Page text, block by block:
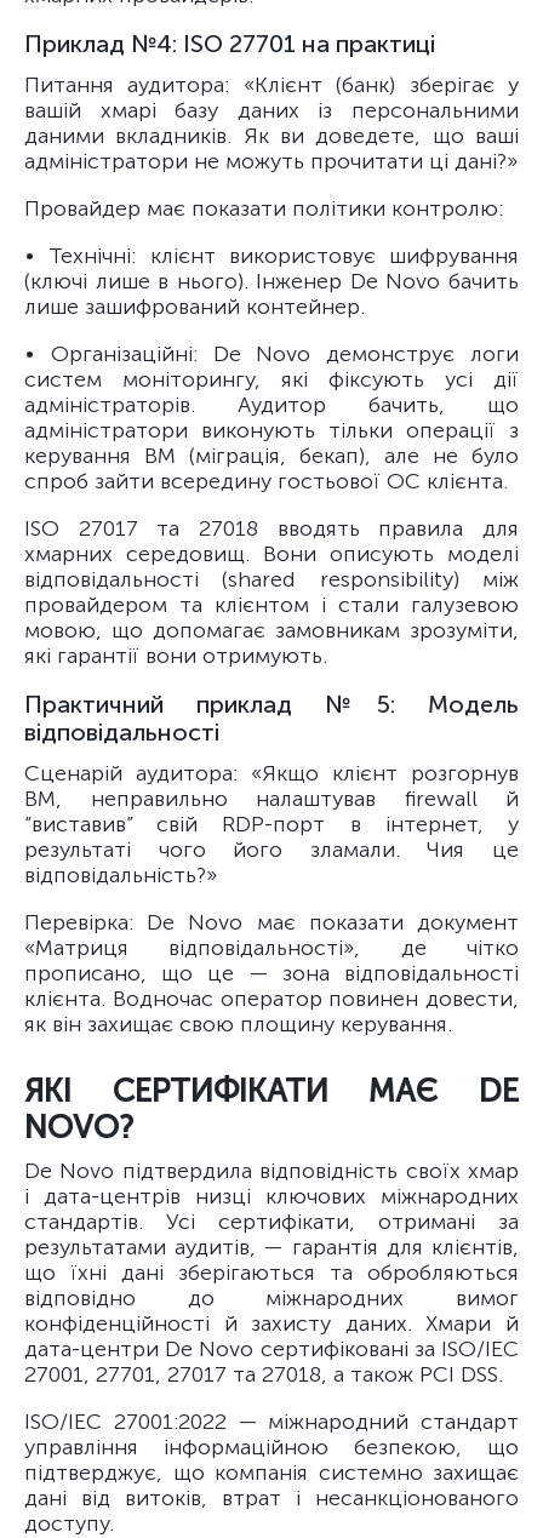
Приклад №4: ISO 27701 на практиці
Питання аудитора: «Клієнт (банк) зберігає у
вашій хмарі базу даних із персональними
даними вкладників. Як ви доведете, що ваші
адміністратори не можуть прочитати ці дані?»
Провайдер має показати політики контролю:
• Технічні: клієнт використовує шифрування
(ключі лише в нього). Інженер De Novo бачить
лише зашифрований контейнер.
• Організаційні: De Novo демонструє логи
систем моніторингу, які фіксують усі дії
адміністраторів. Аудитор бачить, що
адміністратори виконують тільки операції з
керування ВМ (міграція, бекап), але не було
спроб зайти всередину гостьової ОС клієнта.
ISO 27017 та 27018 вводять правила для
хмарних середовищ. Вони описують моделі
відповідальності (shared responsibility) між
провайдером та клієнтом і стали галузевою
мовою, що допомагає замовникам зрозуміти,
які гарантії вони отримують.
Практичний приклад №5: Модель
відповідальності
Сценарій аудитора: «Якщо клієнт розгорнув
ВМ, неправильно налаштував firewall й
“виставив” свій RDP-порт в інтернет, у
результаті чого його зламали. Чия це
відповідальність?»
Перевірка: De Novo має показати документ
«Матриця відповідальності», де чітко
прописано, що це — зона відповідальності
клієнта. Водночас оператор повинен довести,
як він захищає свою площину керування.
ЯКІ СЕРТИФІКАТИ МАЄ DE
NOVO?
De Novo підтвердила відповідність своїх хмар
і дата-центрів низці ключових міжнародних
стандартів. Усі сертифікати, отримані за
результатами аудитів, — гарантія для клієнтів,
що їхні дані зберігаються та обробляються
відповідно до міжнародних вимог
конфіденційності й захисту даних. Хмари й
дата-центри De Novo сертифіковані за ISO/IEC
27001, 27701, 27017 та 27018, а також PCI DSS.
ISO/IEC 27001:2022 — міжнародний стандарт
управління інформаційною безпекою, що
підтверджує, що компанія системно захищає
дані від витоків, втрат і несанкціонованого
доступу.